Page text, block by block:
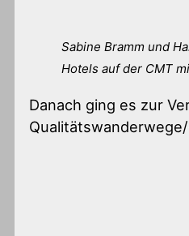
Sabine Bramm und
Hotels auf der CMT
Danach ging es zur